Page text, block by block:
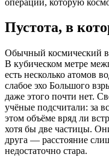
Пустота, в
Обычный космический
В кубическом метре
есть несколько атомов
слабое эхо Большого
даже этого почти нет.
учёные подсчитали: за
этом объёме вряд ли
хотя бы две частицы.
друга — расстояние
недостаточно стара.